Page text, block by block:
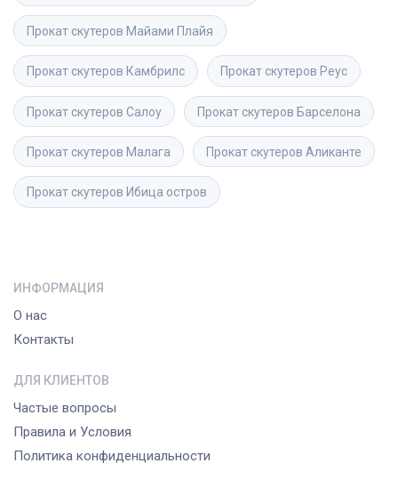
Прокат скутеров Майами Плайя
Прокат скутеров Камбрилс Прокат скутеров Реус
Прокат скутеров Салоу Прокат скутеров Барселона
Прокат скутеров Малага Прокат скутеров Аликанте
Прокат скутеров Ибица остров
ИНФОРМАЦИЯ
О нас
Контакты
ДЛЯ КЛИЕНТОВ
Частые вопросы
Правила и Условия
Политика конфиденциальности